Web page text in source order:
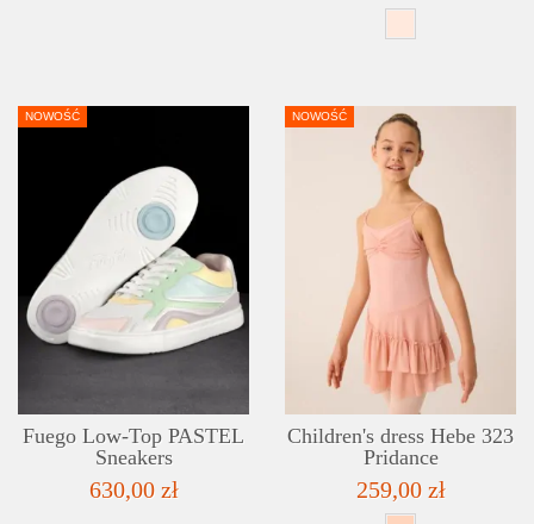
NOWOŚĆ
ADD TO WISHLIST
DETAILS
Fuego Low-Top PASTEL
Sneakers
630,00 zł
NOWOŚĆ
Children's dress Hebe 323
Pridance
259,00 zł